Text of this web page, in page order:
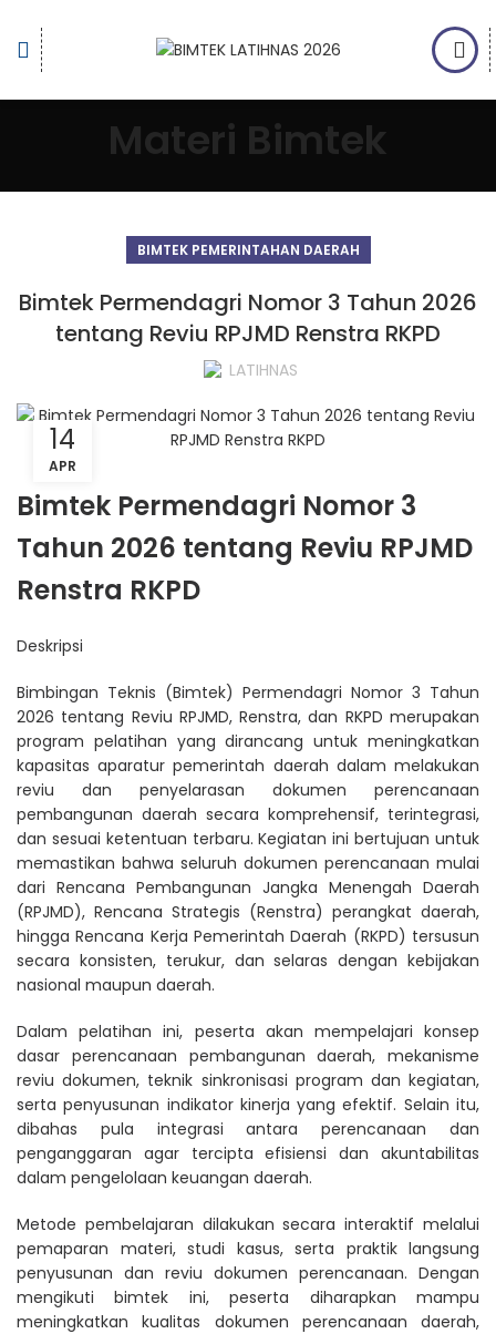
Materi Bimtek
BIMTEK PEMERINTAHAN DAERAH
Bimtek Permendagri Nomor 3 Tahun 2026
tentang Reviu RPJMD Renstra RKPD
LATIHNAS
14
APR
Bimtek Permendagri Nomor 3
Tahun 2026 tentang Reviu RPJMD
Renstra RKPD
Deskripsi
Bimbingan Teknis (Bimtek) Permendagri Nomor 3 Tahun
2026 tentang Reviu RPJMD, Renstra, dan RKPD merupakan
program pelatihan yang dirancang untuk meningkatkan
kapasitas aparatur pemerintah daerah dalam melakukan
reviu dan penyelarasan dokumen perencanaan
pembangunan daerah secara komprehensif, terintegrasi,
dan sesuai ketentuan terbaru. Kegiatan ini bertujuan untuk
memastikan bahwa seluruh dokumen perencanaan mulai
dari Rencana Pembangunan Jangka Menengah Daerah
(RPJMD), Rencana Strategis (Renstra) perangkat daerah,
hingga Rencana Kerja Pemerintah Daerah (RKPD) tersusun
secara konsisten, terukur, dan selaras dengan kebijakan
nasional maupun daerah.
Dalam pelatihan ini, peserta akan mempelajari konsep
dasar perencanaan pembangunan daerah, mekanisme
reviu dokumen, teknik sinkronisasi program dan kegiatan,
serta penyusunan indikator kinerja yang efektif. Selain itu,
dibahas pula integrasi antara perencanaan dan
penganggaran agar tercipta efisiensi dan akuntabilitas
dalam pengelolaan keuangan daerah.
Metode pembelajaran dilakukan secara interaktif melalui
pemaparan materi, studi kasus, serta praktik langsung
penyusunan dan reviu dokumen perencanaan. Dengan
mengikuti bimtek ini, peserta diharapkan mampu
meningkatkan kualitas dokumen perencanaan daerah,